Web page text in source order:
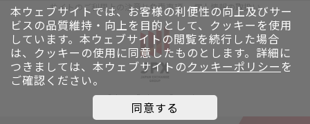
本ウェブサイトでは、お客様の利便性の向上及びサー
ビスの品質維持・向上を目的として、クッキーを使用
しています。 本ウェブサイトの閲覧を続行した場合
は、クッキーの使用に同意したものとします。詳細に
つきましては、本ウェブサイトのクッキーポリシー を
ご確認ください。
同意する
サイトのご利用上の注意と免責事項
個人情報の取扱い
© Japan Exchange Group, Inc.